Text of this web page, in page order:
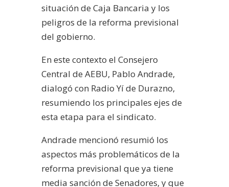
situación de Caja Bancaria y los
peligros de la reforma previsional
del gobierno.
En este contexto el Consejero
Central de AEBU, Pablo Andrade,
dialogó con Radio Yí de Durazno,
resumiendo los principales ejes de
esta etapa para el sindicato.
Andrade mencionó resumió los
aspectos más problemáticos de la
reforma previsional que ya tiene
media sanción de Senadores, y que